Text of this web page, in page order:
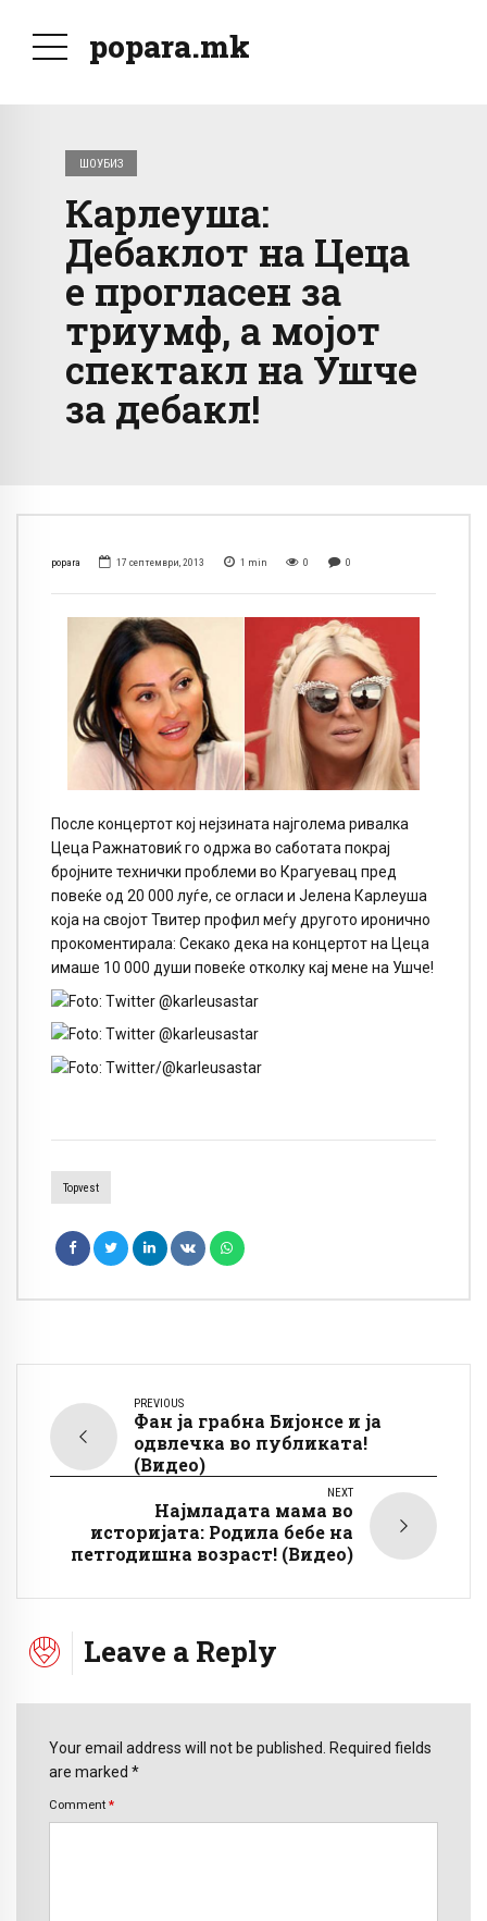
popara.mk
ШОУБИЗ
Карлеуша:
Дебаклот на Цеца
е прогласен за
триумф, а мојот
спектакл на Ушче
за дебакл!
popara 17 септември, 2013 1 min 0 0
После концертот кој нејзината најголема ривалка
Цеца Ражнатовиќ го одржа во саботата покрај
бројните технички проблеми во Крагуевац пред
повеќе од 20 000 луѓе, се огласи и Јелена Карлеуша
која на својот Твитер профил меѓу другото иронично
прокоментирала: Секако дека на концертот на Цеца
имаше 10 000 души повеќе отколку кај мене на Ушче!
Topvest
PREVIOUS
Фан ја грабна Бијонсе и ја
одвлечка во публиката!
(Видео)
NEXT
Најмладата мама во
историјата: Родила бебе на
петгодишна возраст! (Видео)
Leave a Reply
Your email address will not be published. Required fields
are marked *
Comment *